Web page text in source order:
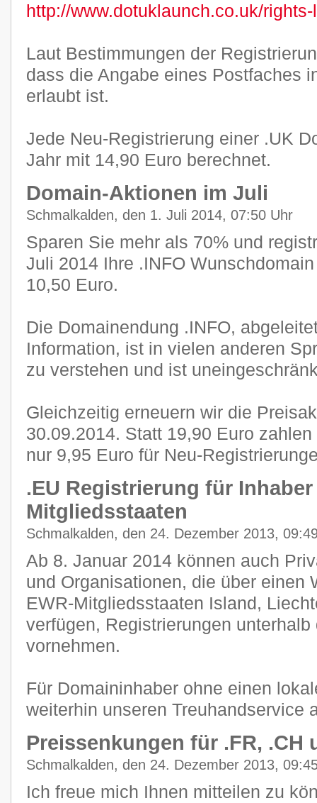
http://www.dotuklaunch.co.uk/
Laut Bestimmungen der
dass die Angabe eines Postfaches
erlaubt ist.
Jede Neu-Registrierung einer .UK
Jahr mit 14,90 Euro berechnet.
Domain-Aktionen im Juli
Schmalkalden, den 1. Juli 2014, 07:50 Uhr
Sparen Sie mehr als 70% und
Juli 2014 Ihre .INFO
10,50 Euro.
Die Domainendung .INFO,
Information, ist in vielen anderen
zu verstehen und ist
Gleichzeitig erneuern wir die
30.09.2014. Statt 19,90 Euro
nur 9,95 Euro für Neu-
.EU Registrierung für Inhaber
Mitgliedsstaaten
Schmalkalden, den 24. Dezember 2013,
Ab 8. Januar 2014 können auch
und Organisationen, die über einen
EWR-Mitgliedsstaaten Island,
verfügen, Registrierungen
vornehmen.
Für Domaininhaber ohne einen
weiterhin unseren Treuhandservice
Preissenkungen für .FR, .CH
Schmalkalden, den 24. Dezember 2013,
Ich freue mich Ihnen mitteilen zu